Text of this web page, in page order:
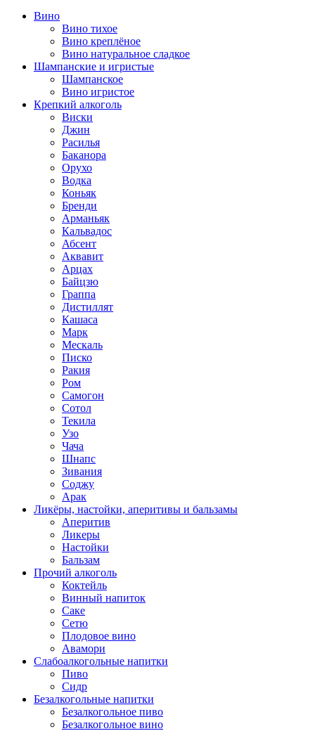
Вино
Вино тихое
Вино креплёное
Вино натуральное сладкое
Шампанские и игристые
Шампанское
Вино игристое
Крепкий алкоголь
Виски
Джин
Расилья
Баканора
Орухо
Водка
Коньяк
Бренди
Арманьяк
Кальвадос
Абсент
Аквавит
Арцах
Байцзю
Граппа
Дистиллят
Кашаса
Марк
Мескаль
Писко
Ракия
Ром
Самогон
Сотол
Текила
Узо
Чача
Шнапс
Зивания
Соджу
Арак
Ликёры, настойки, аперитивы и бальзамы
Аперитив
Ликеры
Настойки
Бальзам
Прочий алкоголь
Коктейль
Винный напиток
Саке
Сетю
Плодовое вино
Авамори
Слабоалкогольные напитки
Пиво
Сидр
Безалкогольные напитки
Безалкогольное пиво
Безалкогольное вино